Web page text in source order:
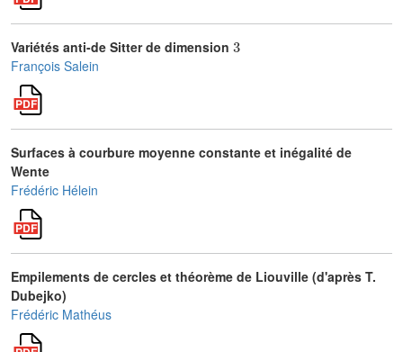
Variétés anti-de Sitter de dimension
François Salein
Surfaces à courbure moyenne constante et inégalité de
Wente
Frédéric Hélein
Empilements de cercles et théorème de Liouville (d'après T.
Dubejko)
Frédéric Mathéus